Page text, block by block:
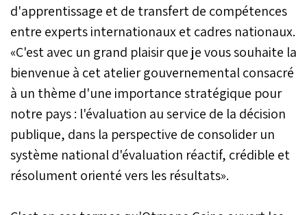
d'apprentissage et de transfert de compétences
entre experts internationaux et cadres nationaux.
«C'est avec un grand plaisir que je vous souhaite la
bienvenue à cet atelier gouvernemental consacré
à un thème d'une importance stratégique pour
notre pays : l'évaluation au service de la décision
publique, dans la perspective de consolider un
système national d'évaluation réactif, crédible et
résolument orienté vers les résultats».